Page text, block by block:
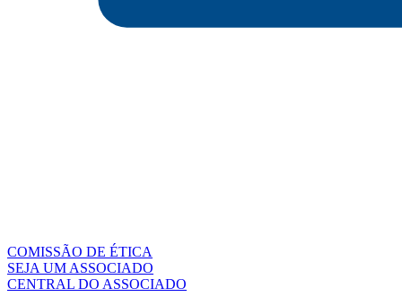
COMISSÃO DE ÉTICA
SEJA UM ASSOCIADO
CENTRAL DO ASSOCIADO